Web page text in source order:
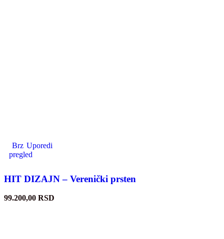
Brz
pregled
Uporedi
HIT DIZAJN – Verenički prsten
99.200,00 RSD